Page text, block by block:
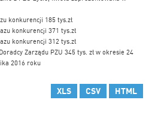
konkurencji 185 tys.zł
konkurencji 371 tys.zł
konkurencji 312 tys.zł
Zarządu PZU 345 tys. zł w okresie 24
2016 roku
XLS CSV HTML